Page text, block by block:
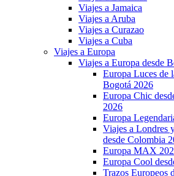
Viajes a Jamaica
Viajes a Aruba
Viajes a Curazao
Viajes a Cuba
Viajes a Europa
Viajes a Europa desde
Europa Luces de
Bogotá 2026
Europa Chic
2026
Europa
Viajes a Londres
desde Colombia
Europa MAX
Europa Cool
Trazos Europeos